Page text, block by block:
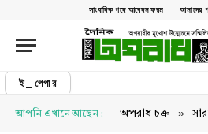
সাংবাদিক পদে আবেদন ফরম আমাদের
ই_পেপার
আপনি এখানে আছেন : অপরাধ চক্র »